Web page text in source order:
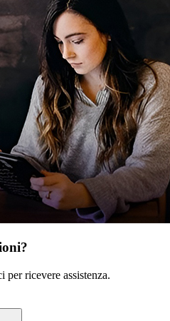
per ricevere assistenza.